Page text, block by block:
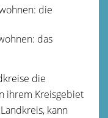
die
das
die
ihrem Kreisgebiet
kann